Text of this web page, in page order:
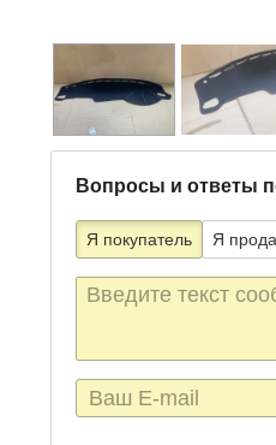
Вопросы и ответы
Я покупатель Я
Текст
сообщения
E-
mail